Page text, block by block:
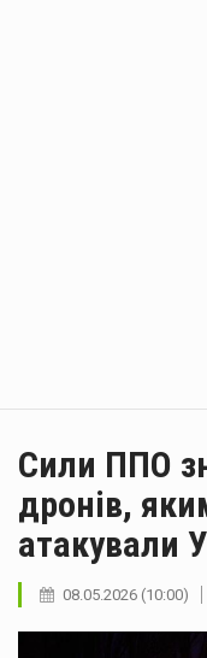
Сили ППО
дронів,
атакували
08.05.2026 (10:00)